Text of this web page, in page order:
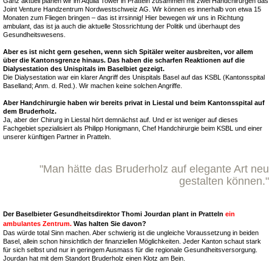
Joint Venture Handzentrum Nordwestschweiz AG. Wir können es innerhalb von etwa 15
Monaten zum Fliegen bringen – das ist irrsinnig! Hier bewegen wir uns in Richtung
ambulant, das ist ja auch die aktuelle Stossrichtung der Politik und überhaupt des
Gesundheitswesens.
Aber es ist nicht gern gesehen, wenn sich Spitäler weiter ausbreiten, vor allem
über die Kantonsgrenze hinaus. Das haben die scharfen Reaktionen auf die
Dialysestation des Unispitals im Baselbiet gezeigt.
Die Dialysestation war ein klarer Angriff des Unispitals Basel auf das KSBL (Kantonsspital
Baselland; Anm. d. Red.). Wir machen keine solchen Angriffe.
Aber Handchirurgie haben wir bereits privat in Liestal und beim Kantonsspital auf
dem Bruderholz.
Ja, aber der Chirurg in Liestal hört demnächst auf. Und er ist weniger auf dieses
Fachgebiet spezialisiert als Philipp Honigmann, Chef Handchirurgie beim KSBL und einer
unserer künftigen Partner in Pratteln.
"Man hätte das Bruderholz auf elegante Art neu
gestalten können."
Der Baselbieter Gesundheitsdirektor Thomi Jourdan plant in Pratteln ein
ambulantes Zentrum. Was halten Sie davon?
Das würde total Sinn machen. Aber schwierig ist die ungleiche Voraussetzung in beiden
Basel, allein schon hinsichtlich der finanziellen Möglichkeiten. Jeder Kanton schaut stark
für sich selbst und nur in geringem Ausmass für die regionale Gesundheitsversorgung.
Jourdan hat mit dem Standort Bruderholz einen Klotz am Bein.